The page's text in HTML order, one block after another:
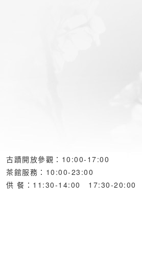
古蹟開放參觀：10:00-17:00
茶館服務：10:00-23:00
供 餐：11:30-14:00 17:30-20:00